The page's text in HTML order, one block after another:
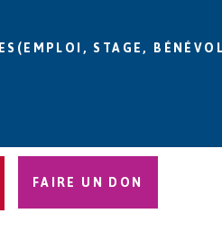
STAGE,
FAIRE UN DON